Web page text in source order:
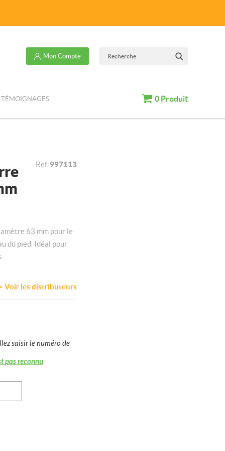
Mon Compte
Recherche
TÉMOIGNAGES Panier
0 Produit
Ref. 997113
63 mm pour le
du pied. Idéal pour
Voir les distributeurs
saisir le numéro de
pas reconnu